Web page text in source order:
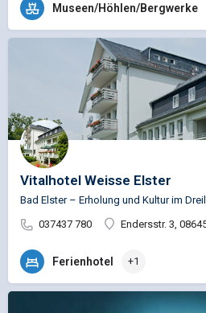
Museen/Höhlen/Bergwerke
Vitalhotel Weisse Elster
037437 780
Endersstr. 3,
Ferienhotel +1